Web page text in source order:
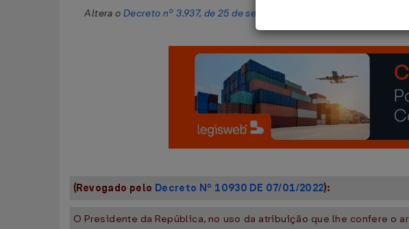
Altera o Decreto nº 3.937, de 25 de setembro de 2001
(Revogado pelo Decreto Nº 10930 DE 07/01/2022):
O Presidente da República, no uso da atribuição que lhe confere o